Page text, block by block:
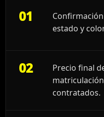
01
estado y
02
Precio final
contratados.